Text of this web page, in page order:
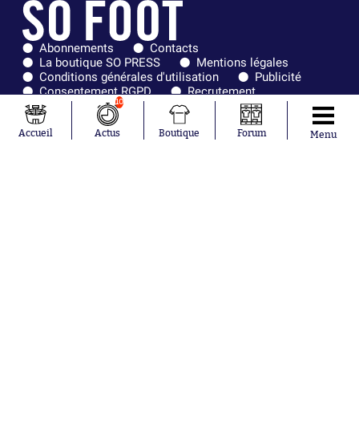
Abonnements
Contacts
La boutique SO PRESS
Mentions légales
Conditions générales d'utilisation
Publicité
Consentement RGPD
Recrutement
Joueurs en
tendance
Équipes en
tendance
Accueil
10
Actus Boutique Forum Menu